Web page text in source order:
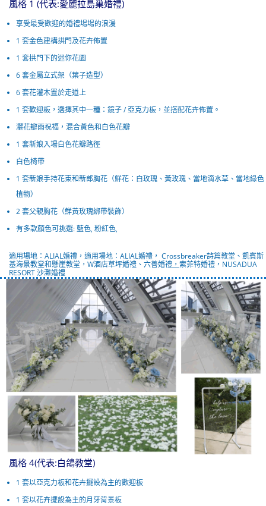
風格 1 (代表:愛麗拉島巢婚禮)
享受最受歡迎的婚禮場場的浪漫
1 套金色建構拱門及花卉佈置
1 套拱門下的迷你花園
6 套金屬立式架（葉子造型）
6 套花灌木置於走道上
1 套歡迎板，選擇其中一種：鏡子 / 亞克力板，並搭配花卉佈置。
灑花瓣雨祝福，混合黃色和白色花瓣
1 套新娘入場白色花瓣路徑
白色椅帶
1 套新娘手持花束和新郎胸花（鮮花：白玫瑰、黃玫瑰、當地滴水草、當地綠色
植物）
2 套父親胸花（鮮黃玫瑰綁帶裝飾）
有多款顏色可挑選: 藍色, 粉紅色,
適用場地：ALIAL婚禮，適用場地：ALIAL婚禮， Crossbreaker詩篇教堂、凱賓斯
基海景教堂和懸崖教堂，W酒店草坪婚禮、六善婚禮 ， 索菲特婚禮，NUSADUA
RESORT 沙灘婚禮
風格 4(代表:白鴿教堂)
1 套以亞克力板和花卉擺設為主的歡迎板
1 套以花卉擺設為主的月牙背景板